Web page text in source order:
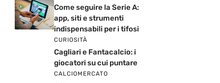
Come seguire la Serie A:
app, siti e strumenti
indispensabili per i tifosi
CURIOSITÀ
Cagliari e Fantacalcio: i
giocatori su cui puntare
CALCIOMERCATO